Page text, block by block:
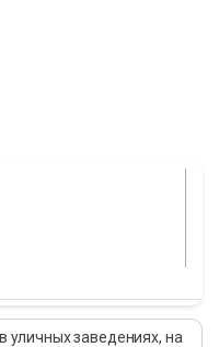
уличных заведениях, на